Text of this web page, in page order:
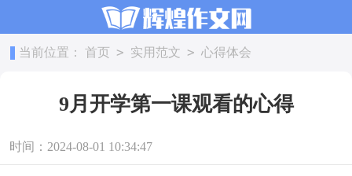
当前位置： 首页 > 实用范文 > 心得体会
9月开学第一课观看的心得
时间：2024-08-01 10:34:47